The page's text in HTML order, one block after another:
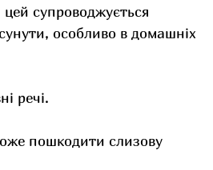
цей супроводжується
особливо в домашніх
речі.
пошкодити слизову